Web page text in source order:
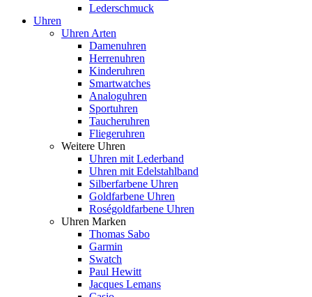
Lederschmuck
Uhren
Uhren Arten
Damenuhren
Herrenuhren
Kinderuhren
Smartwatches
Analoguhren
Sportuhren
Taucheruhren
Fliegeruhren
Weitere Uhren
Uhren mit Lederband
Uhren mit Edelstahlband
Silberfarbene Uhren
Goldfarbene Uhren
Roségoldfarbene Uhren
Uhren Marken
Thomas Sabo
Garmin
Swatch
Paul Hewitt
Jacques Lemans